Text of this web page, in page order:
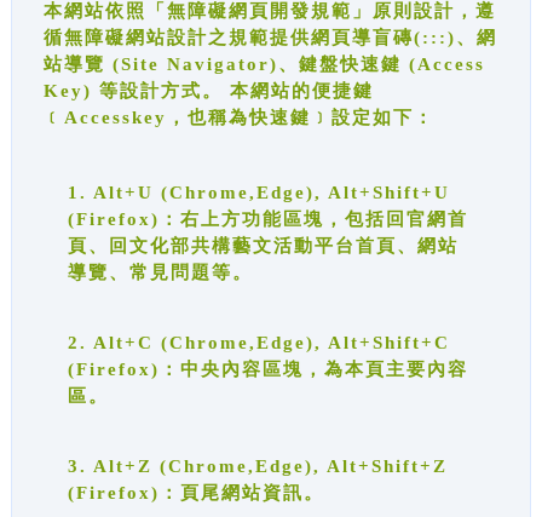
本網站依照「無障礙網頁開發規範」原則設計，遵
循無障礙網站設計之規範提供網頁導盲磚(:::)、網
站導覽 (Site Navigator)、鍵盤快速鍵 (Access
Key) 等設計方式。 本網站的便捷鍵
﹝Accesskey，也稱為快速鍵﹞設定如下：
1. Alt+U (Chrome,Edge), Alt+Shift+U
(Firefox)：右上方功能區塊，包括回官網首
頁、回文化部共構藝文活動平台首頁、網站
導覽、常見問題等。
2. Alt+C (Chrome,Edge), Alt+Shift+C
(Firefox)：中央內容區塊，為本頁主要內容
區。
3. Alt+Z (Chrome,Edge), Alt+Shift+Z
(Firefox)：頁尾網站資訊。